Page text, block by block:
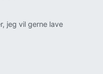
jeg vil gerne lave